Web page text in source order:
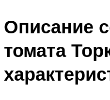
Описание
томата